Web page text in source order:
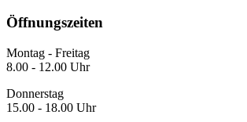
Öffnungszeiten
Montag - Freitag
8.00 - 12.00 Uhr
Donnerstag
15.00 - 18.00 Uhr